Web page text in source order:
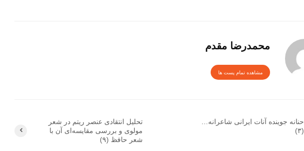
محمدرضا مقدم
مشاهده تمام پست ها
تحلیل انتقادی عنصر ریتم در شعر
مولوی و بررسی مقایسه‌ای آن با
شعر حافظ (۹)
حنانه جوینده آنات ایرانی شاعرانه…
(۳)